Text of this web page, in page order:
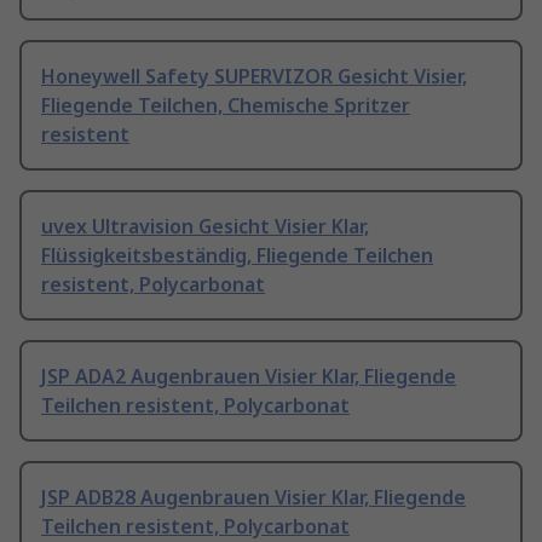
Honeywell Safety SUPERVIZOR Gesicht Visier,
Fliegende Teilchen, Chemische Spritzer
resistent
uvex Ultravision Gesicht Visier Klar,
Flüssigkeitsbeständig, Fliegende Teilchen
resistent, Polycarbonat
JSP ADA2 Augenbrauen Visier Klar, Fliegende
Teilchen resistent, Polycarbonat
JSP ADB28 Augenbrauen Visier Klar, Fliegende
Teilchen resistent, Polycarbonat